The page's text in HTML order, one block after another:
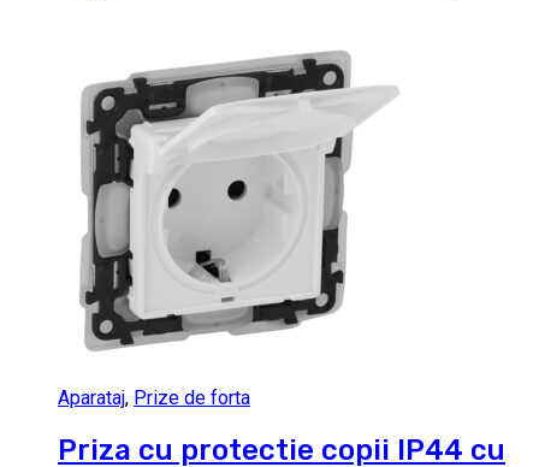
Aparataj, Prize de forta
Priza cu protectie copii IP44 cu